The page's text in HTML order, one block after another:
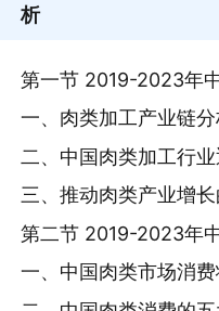
析
第一节 2019-2023年
一、肉类加工产业链
二、中国肉类加工行
三、推动肉类产业增
第二节 2019-2023年
一、中国肉类市场消